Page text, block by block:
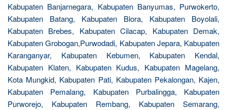
Kabupaten Banjarnegara, Kabupaten Banyumas, Purwokerto,
Kabupaten Batang, Kabupaten Blora, Kabupaten Boyolali,
Kabupaten Brebes, Kabupaten Cilacap, Kabupaten Demak,
Kabupaten Grobogan,Purwodadi, Kabupaten Jepara, Kabupaten
Karanganyar, Kabupaten Kebumen, Kabupaten Kendal,
Kabupaten Klaten, Kabupaten Kudus, Kabupaten Magelang,
Kota Mungkid, Kabupaten Pati, Kabupaten Pekalongan, Kajen,
Kabupaten Pemalang, Kabupaten Purbalingga, Kabupaten
Purworejo, Kabupaten Rembang, Kabupaten Semarang,